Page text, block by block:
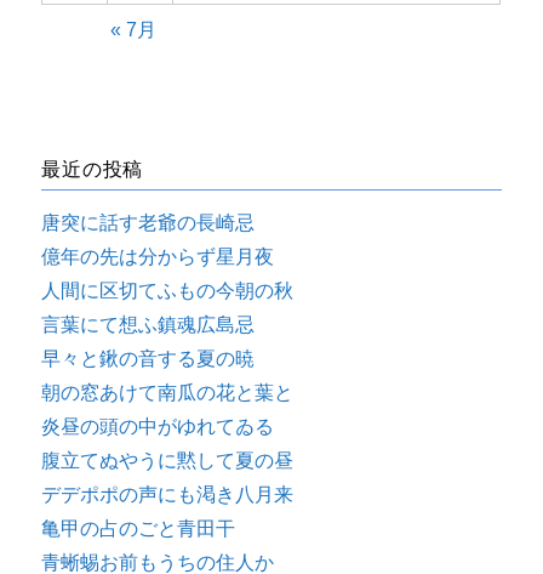
« 7月
最近の投稿
唐突に話す老爺の長崎忌
億年の先は分からず星月夜
人間に区切てふもの今朝の秋
言葉にて想ふ鎮魂広島忌
早々と鍬の音する夏の暁
朝の窓あけて南瓜の花と葉と
炎昼の頭の中がゆれてゐる
腹立てぬやうに黙して夏の昼
デデポポの声にも渇き八月来
亀甲の占のごと青田干
青蜥蜴お前もうちの住人か